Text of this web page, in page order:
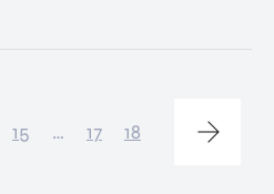
15 … 17 18